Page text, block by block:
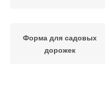
Форма для садовых
дорожек